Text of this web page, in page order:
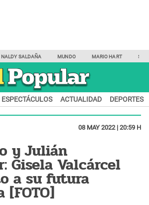
NALDY SALDAÑA MUNDO MARIO HART
ESPECTÁCULOS ACTUALIDAD DEPORTES
08 MAY 2022 | 20:59 H
y Julián
Gisela Valcárcel
a su futura
[FOTO]